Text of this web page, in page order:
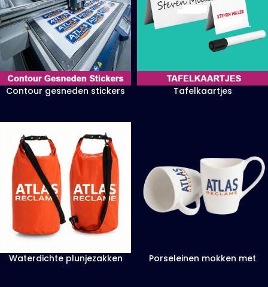
Contour gesneden stickers Tafelkaartjes
Waterdichte plunjezakken
Porseleinen mokken met